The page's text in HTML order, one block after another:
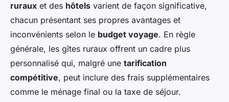
ruraux et des hôtels varient de façon significative,
chacun présentant ses propres avantages et
inconvénients selon le budget voyage. En règle
générale, les gîtes ruraux offrent un cadre plus
personnalisé qui, malgré une tarification
compétitive, peut inclure des frais supplémentaires
comme le ménage final ou la taxe de séjour.